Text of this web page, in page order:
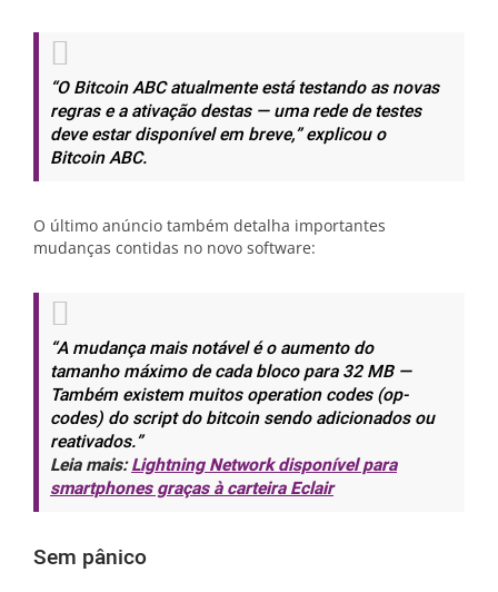
“O Bitcoin ABC atualmente está testando as novas
regras e a ativação destas — uma rede de testes
deve estar disponível em breve,”explicou o
Bitcoin ABC.
O último anúncio também detalha importantes
mudanças contidas no novo software:
“A mudança mais notável é o aumento do
tamanho máximo de cada bloco para 32 MB —
Também existem muitos operation codes (op-
codes) do script do bitcoin sendo adicionados ou
reativados.”
Leia mais:Lightning Network disponível para
smartphones graças à carteira Eclair
Sem pânico